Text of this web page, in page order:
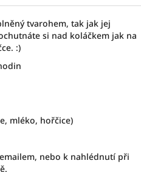
tvarohem, tak jak jej
si nad koláčkem jak na
:)
mléko, hořčice)
nebo k nahlédnutí při